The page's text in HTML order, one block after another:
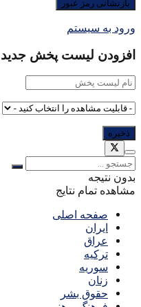
ورود به سیستم
افزودن لیست پخش جدید
بدون نتیجه
مشاهده تمام نتایج
صفحه اصلی
ایران
عراق
ترکیه
سوریه
زنان
حقوق بشر